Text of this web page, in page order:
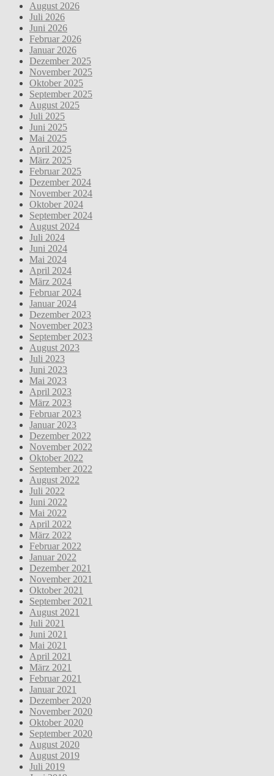
August 2026
Juli 2026
Juni 2026
Februar 2026
Januar 2026
Dezember 2025
November 2025
Oktober 2025
September 2025
August 2025
Juli 2025
Juni 2025
Mai 2025
April 2025
März 2025
Februar 2025
Dezember 2024
November 2024
Oktober 2024
September 2024
August 2024
Juli 2024
Juni 2024
Mai 2024
April 2024
März 2024
Februar 2024
Januar 2024
Dezember 2023
November 2023
September 2023
August 2023
Juli 2023
Juni 2023
Mai 2023
April 2023
März 2023
Februar 2023
Januar 2023
Dezember 2022
November 2022
Oktober 2022
September 2022
August 2022
Juli 2022
Juni 2022
Mai 2022
April 2022
März 2022
Februar 2022
Januar 2022
Dezember 2021
November 2021
Oktober 2021
September 2021
August 2021
Juli 2021
Juni 2021
Mai 2021
April 2021
März 2021
Februar 2021
Januar 2021
Dezember 2020
November 2020
Oktober 2020
September 2020
August 2020
August 2019
Juli 2019